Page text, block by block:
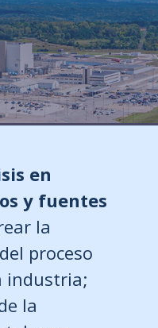
en
y fuentes
la
proceso
industria;
la